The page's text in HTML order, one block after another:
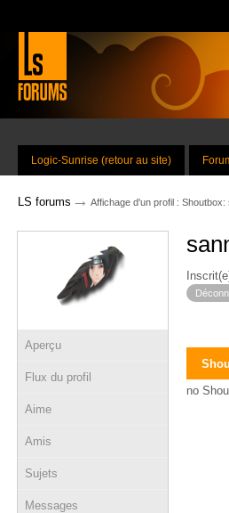
Logic-Sunrise (retour au site)
LS forums → Affichage d'un profil : Shoutbox:
Aperçu
Flux du profil
Aime
Amis
Sujets
Messages
no